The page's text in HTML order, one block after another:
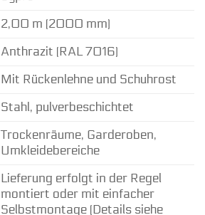
2,00 m (2000 mm)
Anthrazit (RAL 7016)
Mit Rückenlehne und Schuhrost
Stahl, pulverbeschichtet
Trockenräume, Garderoben,
Umkleidebereiche
Lieferung erfolgt in der Regel
montiert oder mit einfacher
Selbstmontage (Details siehe